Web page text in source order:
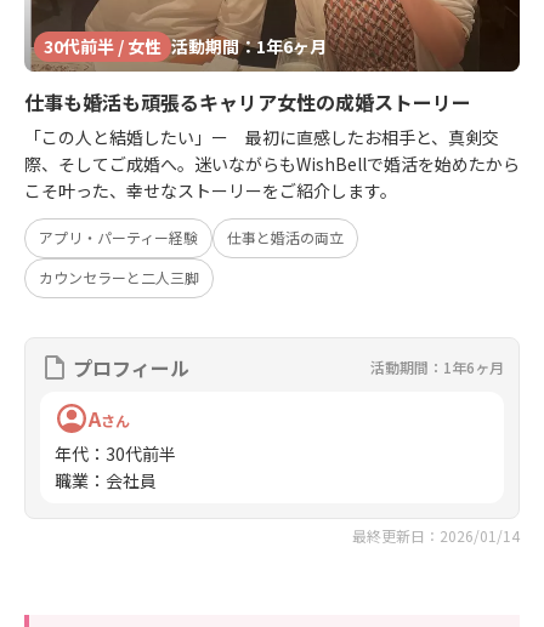
30代前半 / 女性 活動期間：1年6ヶ月
仕事も婚活も頑張るキャリア女性の成婚ストーリー
「この人と結婚したい」ー 最初に直感したお相手と、真剣交
際、そしてご成婚へ。迷いながらもWishBellで婚活を始めたから
こそ叶った、幸せなストーリーをご紹介します。
アプリ・パーティー経験
仕事と婚活の両立
カウンセラーと二人三脚
プロフィール 活動期間：1年6ヶ月
Aさん
年代 ： 30代前半
職業 ： 会社員
最終更新日：2026/01/14